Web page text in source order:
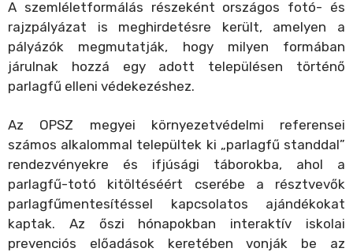
A szemléletformálás részeként országos fotó- és
rajzpályázat is meghirdetésre került, amelyen a
pályázók megmutatják, hogy milyen formában
járulnak hozzá egy adott településen történő
parlagfű elleni védekezéshez.
Az OPSZ megyei környezetvédelmi referensei
számos alkalommal települtek ki „parlagfű standdal”
rendezvényekre és ifjúsági táborokba, ahol a
parlagfű-totó kitöltéséért cserébe a résztvevők
parlagfűmentesítéssel kapcsolatos ajándékokat
kaptak. Az őszi hónapokban interaktív iskolai
prevenciós előadások keretében vonják be az